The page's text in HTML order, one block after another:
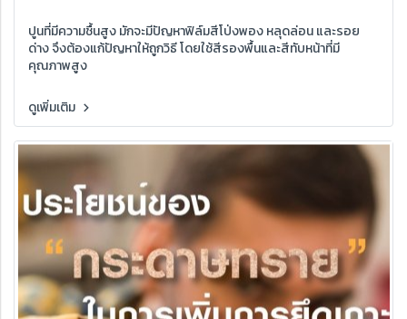
ปูนที่มีความชื้นสูง มักจะมีปัญหาฟิล์มสีโป่งพอง หลุดล่อน และรอย
ด่าง จึงต้องแก้ปัญหาให้ถูกวิธี โดยใช้สีรองพื้นและสีทับหน้าที่มี
คุณภาพสูง
ดูเพิ่มเติม